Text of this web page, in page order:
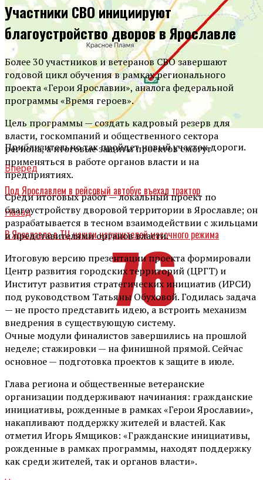
Приблизительно так пройдет новый участок дороги.
Вперед
Под Ярославлем в рейсовый автобус въехал трактор
Назад
В Ярославле в ТЦ нашли нарушителей масочного режима
Участники СВО инициируют
благоустройство дворов в Ярославле
Более 30 участников и ветеранов СВО завершают
годовой цикл обучения в рамках регионального
проекта «Герои Ярославии», аналога федеральной
программы «Время героев».
Цель программы — создать кадровый резерв для
власти, госкомпаний и общественного сектора
региона, а итоговые защиты проектов смогут
применяться в работе органов власти и на
предприятиях.
Среди итоговых работ — локальный проект по
благоустройству дворовой территории в Ярославле; он
разрабатывается в тесном взаимодействии с жильцами
и представителями органов власти.
Итоговую версию презентации проекта формировали
Центр развития городских территорий (ЦРГТ) и
Институт развития стратегических инициатив (ИРСИ)
под руководством Татьяны Обуховой. Годилась задача
— не просто представить идею, а встроить механизм
внедрения в существующую систему.
Очные модули финалистов завершились на прошлой
неделе; стажировки — на финишной прямой. Сейчас
основное — подготовка проектов к защите в июле.
Глава региона и общественные ветеранские
организации поддерживают начинания: гражданские
инициативы, рожденные в рамках «Герои Ярославии»,
накапливают поддержку жителей и властей. Как
отметил Игорь Ямщиков: «Гражданские инициативы,
рожденные в рамках программы, находят поддержку
как среди жителей, так и органов власти».